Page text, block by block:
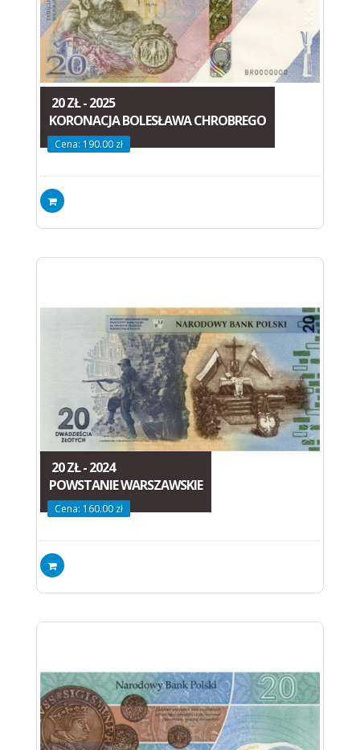
20 ZŁ - 2025
KORONACJA BOLESŁAWA CHROBREGO
Cena: 190.00 zł
20 ZŁ - 2024
POWSTANIE WARSZAWSKIE
Cena: 160.00 zł